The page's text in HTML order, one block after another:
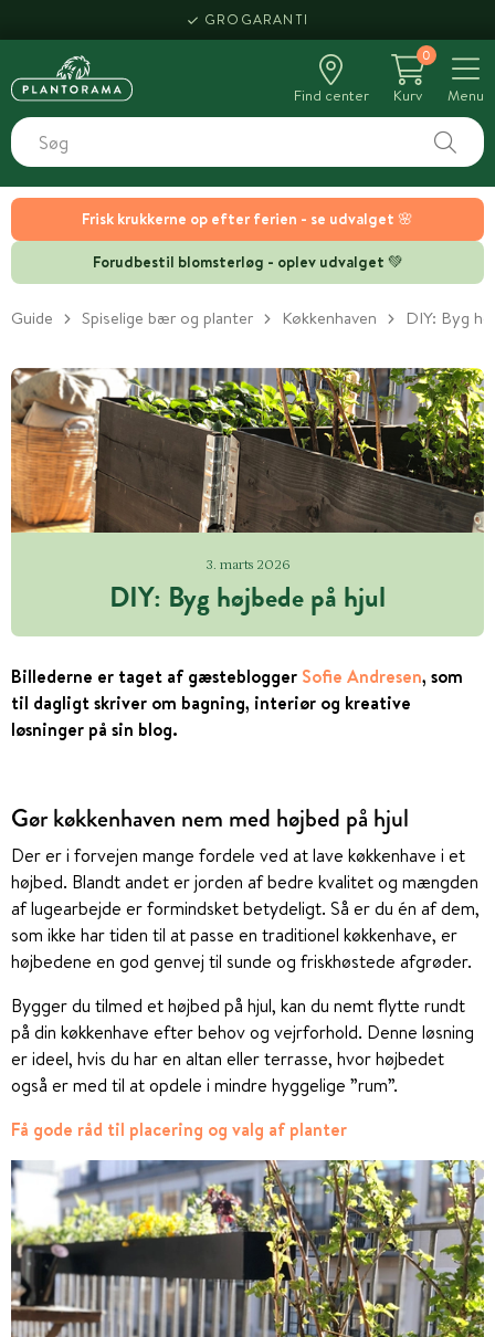
Frisk krukkerne op efter ferien - se udvalget 🌸
Forudbestil blomsterløg - oplev udvalget 💚
GROGARANTI
Find center
0
Kurv
Menu
Guide Spiselige bær og planter Køkkenhaven DIY: Byg
3. marts 2026
DIY: Byg højbede på hjul
Billederne er taget af gæsteblogger Sofie Andresen, som
til dagligt skriver om bagning, interiør og kreative
løsninger på sin blog.
Gør køkkenhaven nem med højbed på hjul
Der er i forvejen mange fordele ved at lave køkkenhave i et
højbed. Blandt andet er jorden af bedre kvalitet og mængden
af lugearbejde er formindsket betydeligt. Så er du én af dem,
som ikke har tiden til at passe en traditionel køkkenhave, er
højbedene en god genvej til sunde og friskhøstede afgrøder.
Bygger du tilmed et højbed på hjul, kan du nemt flytte rundt
på din køkkenhave efter behov og vejrforhold. Denne løsning
er ideel, hvis du har en altan eller terrasse, hvor højbedet
også er med til at opdele i mindre hyggelige ”rum”.
Få gode råd til placering og valg af planter